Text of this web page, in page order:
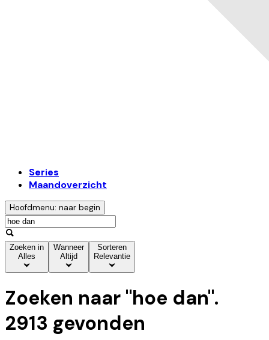
Series
Maandoverzicht
Hoofdmenu: naar begin
Zoeken in
Alles
Wanneer
Altijd
Sorteren
Relevantie
Zoeken naar "hoe dan".
2913 gevonden